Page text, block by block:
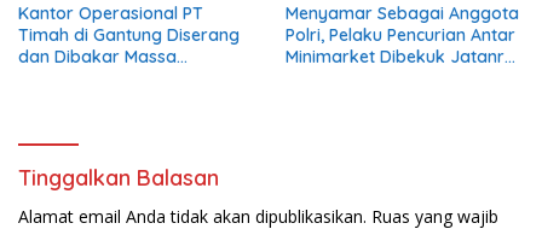
Kantor Operasional PT
Timah di Gantung Diserang
dan Dibakar Massa
Menyamar Sebagai Anggota
Polri, Pelaku Pencurian Antar
Minimarket Dibekuk Jatanras
Tinggalkan Balasan
Alamat email Anda tidak akan dipublikasikan. Ruas yang wajib